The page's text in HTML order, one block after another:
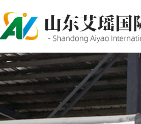
PROBURN手机网页
版下载,PORNHUB
下载